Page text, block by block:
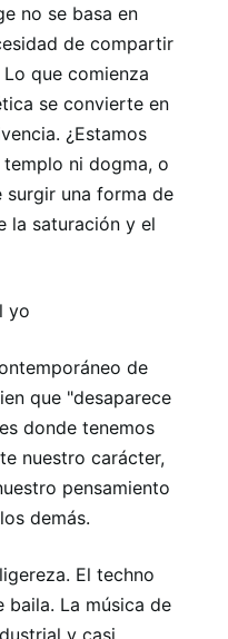
no se basa en
de compartir
que comienza
se convierte en
¿Estamos
ni dogma, o
surgir una forma de
la saturación y el
yo
de
que "desaparece
donde tenemos
nuestro carácter,
pensamiento
demás.
El techno
baila. La música de
y casi